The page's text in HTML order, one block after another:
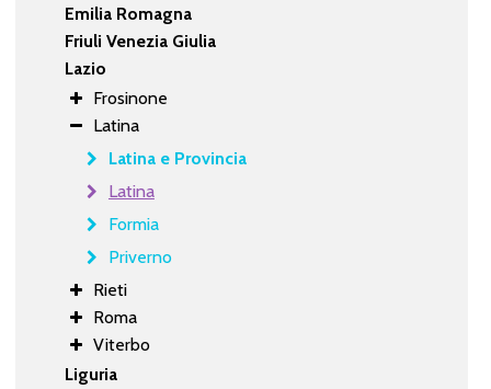
Emilia Romagna
Friuli Venezia Giulia
Lazio
Frosinone
Latina
Latina e Provincia
Latina
Formia
Priverno
Rieti
Roma
Viterbo
Liguria